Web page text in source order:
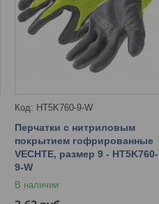
HT5K760-9-W
Перчатки с нитриловым
покрытием гофрированные
VECHTE, размер 9 - HT5K760-
9-W
В наличии